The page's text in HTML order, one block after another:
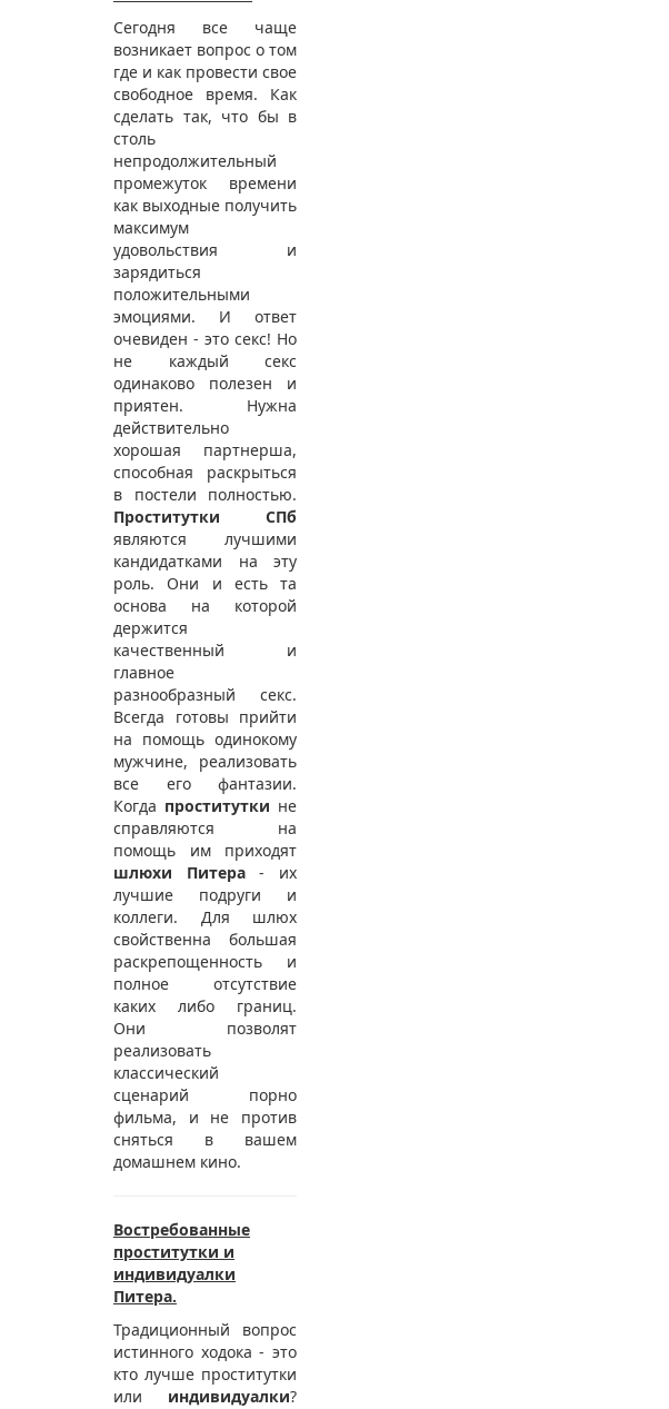
Сегодня все чаще
возникает вопрос о том
где и как провести свое
свободное время. Как
сделать так, что бы в
столь
непродолжительный
промежуток времени
как выходные получить
максимум
удовольствия и
зарядиться
положительными
эмоциями. И ответ
очевиден - это секс! Но
не каждый секс
одинаково полезен и
приятен. Нужна
действительно
хорошая партнерша,
способная раскрыться
в постели полностью.
Проститутки СПб
являются лучшими
кандидатками на эту
роль. Они и есть та
основа на которой
держится
качественный и
главное
разнообразный секс.
Всегда готовы прийти
на помощь одинокому
мужчине, реализовать
все его фантазии.
Когда проститутки не
справляются на
помощь им приходят
шлюхи Питера- их
лучшие подруги и
коллеги. Для шлюх
свойственна большая
раскрепощенность и
полное отсутствие
каких либо границ.
Они позволят
реализовать
классический
сценарий порно
фильма, и не против
сняться в вашем
домашнем кино.
Востребованные
проститутки и
индивидуалки
Питера.
Традиционный вопрос
истинного ходока - это
кто лучше проститутки
или индивидуалки?